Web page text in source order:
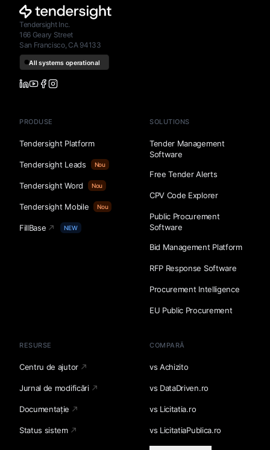
Tendersight Inc.
166 Geary Street
San Francisco, CA 94133
PRODUSE
Tendersight Platform
Tendersight Leads Nou
Tendersight Word Nou
Tendersight Mobile Nou
FillBase NEW
SOLUTIONS
Tender Management
Software
Free Tender Alerts
CPV Code Explorer
Public Procurement
Software
Bid Management Platform
RFP Response Software
Procurement Intelligence
EU Public Procurement
RESURSE
Centru de ajutor
Jurnal de modificări
Documentație
Status sistem
COMPARĂ
vs Achizito
vs DataDriven.ro
vs Licitatia.ro
vs LicitatiaPublica.ro